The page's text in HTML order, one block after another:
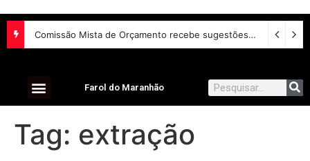
Comissão Mista de Orçamento recebe sugestões para o financiamento de creches e pré-escolas
Farol do Maranhão
Tag: extração